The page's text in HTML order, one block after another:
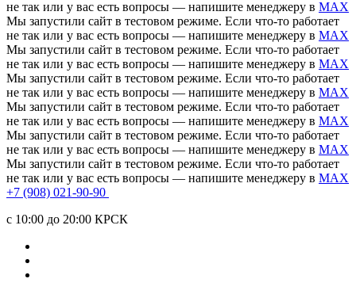
не так или у вас есть вопросы — напишите менеджеру в MAX
Мы запустили сайт в тестовом режиме. Если что-то работает
не так или у вас есть вопросы — напишите менеджеру в MAX
Мы запустили сайт в тестовом режиме. Если что-то работает
не так или у вас есть вопросы — напишите менеджеру в MAX
Мы запустили сайт в тестовом режиме. Если что-то работает
не так или у вас есть вопросы — напишите менеджеру в MAX
Мы запустили сайт в тестовом режиме. Если что-то работает
не так или у вас есть вопросы — напишите менеджеру в MAX
Мы запустили сайт в тестовом режиме. Если что-то работает
не так или у вас есть вопросы — напишите менеджеру в MAX
Мы запустили сайт в тестовом режиме. Если что-то работает
не так или у вас есть вопросы — напишите менеджеру в MAX
+7 (908) 021-90-90
c 10:00 до 20:00 КРСК